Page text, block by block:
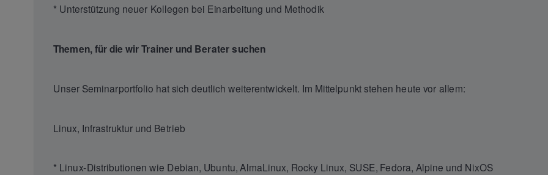
* Unterstützung neuer Kollegen bei Einarbeitung und Methodik
Themen, für die wir Trainer und Berater suchen
Unser Seminarportfolio hat sich deutlich weiterentwickelt. Im Mittelpunkt stehen heute vor allem:
Linux, Infrastruktur und Betrieb
* Linux-Distributionen wie Debian, Ubuntu, AlmaLinux, Rocky Linux, SUSE, Fedora, Alpine und NixOS